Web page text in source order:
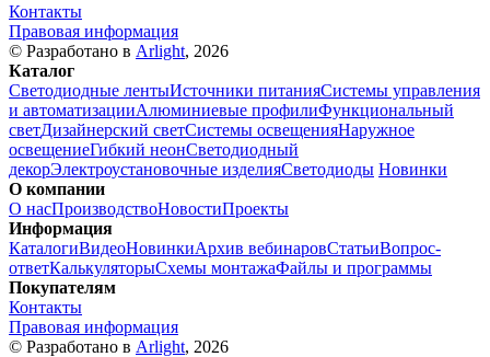
Контакты
Правовая информация
© Разработано в Arlight, 2026
Каталог
Светодиодные лентыИсточники питанияСистемы управления
и автоматизацииАлюминиевые профилиФункциональный
светДизайнерский светСистемы освещенияНаружное
освещениеГибкий неонСветодиодный
декорЭлектроустановочные изделияСветодиоды Новинки
О компании
О насПроизводствоНовостиПроекты
Информация
КаталогиВидеоНовинкиАрхив вебинаровСтатьиВопрос-
ответКалькуляторыСхемы монтажаФайлы и программы
Покупателям
Контакты
Правовая информация
© Разработано в Arlight, 2026